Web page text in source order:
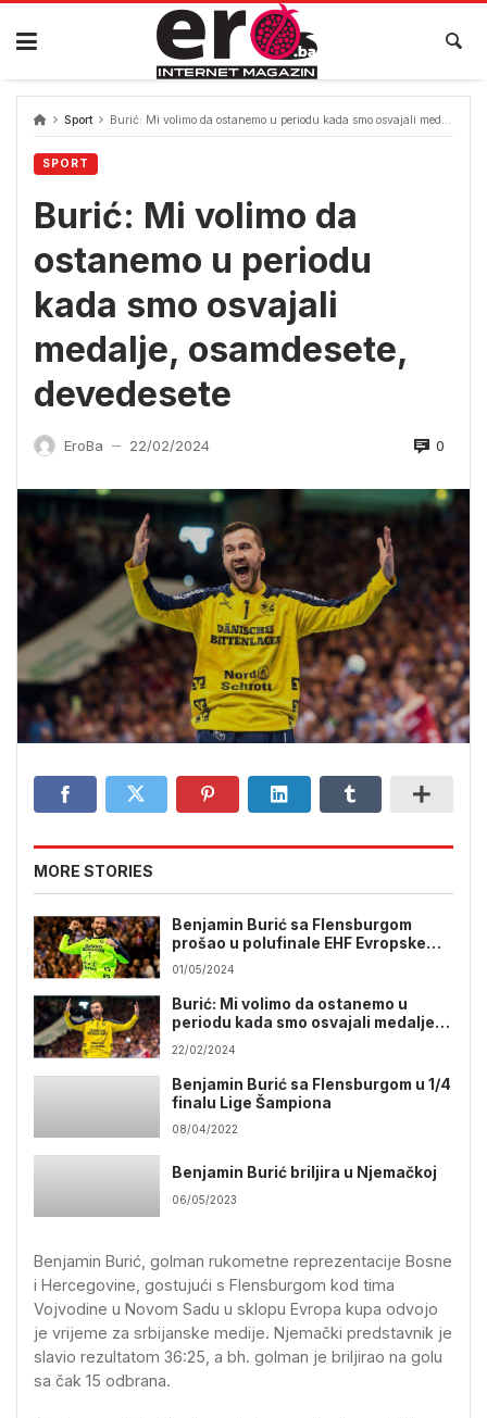
Skip
content
Sport Burić: Mi volimo da ostanemo u periodu kada smo osvajali medalje, osamdesete, devedesete
SPORT
Burić: Mi volimo da
ostanemo u periodu
kada smo osvajali
medalje, osamdesete,
devedesete
EroBa — 22/02/2024 0
MORE STORIES
Benjamin Burić sa Flensburgom
prošao u polufinale EHF Evropske
lige
01/05/2024
Burić: Mi volimo da ostanemo u
periodu kada smo osvajali medalje,
osamdesete, devedesete
22/02/2024
Benjamin Burić sa Flensburgom u 1/4
finalu Lige Šampiona
08/04/2022
Benjamin Burić briljira u Njemačkoj
06/05/2023
Benjamin Burić, golman rukometne reprezentacije Bosne
i Hercegovine, gostujući s Flensburgom kod tima
Vojvodine u Novom Sadu u sklopu Evropa kupa odvojo
je vrijeme za srbijanske medije. Njemački predstavnik je
slavio rezultatom 36:25, a bh. golman je briljirao na golu
sa čak 15 odbrana.